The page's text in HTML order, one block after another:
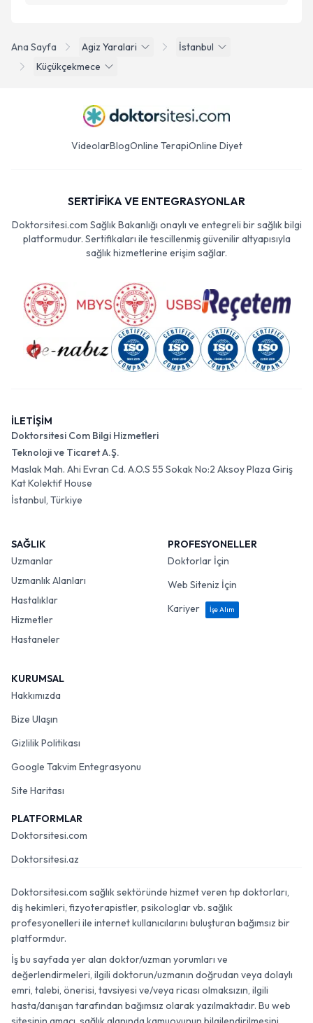
Ana Sayfa Agiz Yaralari
İstanbul
Küçükçekmece
VideolarBlogOnline TerapiOnline Diyet
SERTİFİKA VE ENTEGRASYONLAR
Doktorsitesi.com Sağlık Bakanlığı onaylı ve entegreli bir sağlık bilgi
platformudur. Sertifikaları ile tescillenmiş güvenilir altyapısıyla
sağlık hizmetlerine erişim sağlar.
İLETİŞİM
Doktorsitesi Com Bilgi Hizmetleri
Teknoloji ve Ticaret A.Ş.
Maslak Mah. Ahi Evran Cd. A.O.S 55 Sokak No:2 Aksoy Plaza Giriş
Kat Kolektif House
İstanbul, Türkiye
SAĞLIK
Uzmanlar
Uzmanlık Alanları
Hastalıklar
Hizmetler
Hastaneler
PROFESYONELLER
Doktorlar İçin
Web Siteniz İçin
Kariyer
İşe Alım
KURUMSAL
Hakkımızda
Bize Ulaşın
Gizlilik Politikası
Google Takvim Entegrasyonu
Site Haritası
PLATFORMLAR
Doktorsitesi.com
Doktorsitesi.az
Doktorsitesi.com sağlık sektöründe hizmet veren tıp doktorları,
diş hekimleri, fizyoterapistler, psikologlar vb. sağlık
profesyonelleri ile internet kullanıcılarını buluşturan bağımsız bir
platformdur.
İş bu sayfada yer alan doktor/uzman yorumları ve
değerlendirmeleri, ilgili doktorun/uzmanın doğrudan veya dolaylı
emri, talebi, önerisi, tavsiyesi ve/veya ricası olmaksızın, ilgili
hasta/danışan tarafından bağımsız olarak yazılmaktadır. Bu web